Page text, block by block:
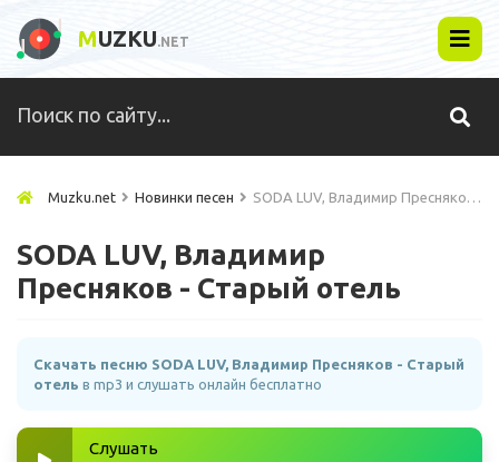
MUZKU.NET
Muzku.net Новинки песен SODA LUV, Владимир Пресняков - Старый отель
SODA LUV, Владимир
Пресняков - Старый отель
Скачать песню SODA LUV, Владимир Пресняков - Старый
отель в mp3 и слушать онлайн бесплатно
Слушать